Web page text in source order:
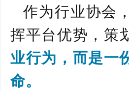
作为行业协会
挥平台优势，策
业行为，而是一
命。